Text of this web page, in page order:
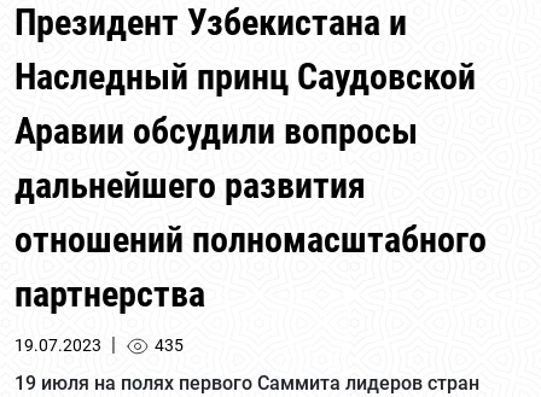
Президент Узбекистана и
Наследный принц Саудовской
Аравии обсудили вопросы
дальнейшего развития
отношений полномасштабного
партнерства
19.07.2023 | 435
19 июля на полях первого Саммита лидеров стран